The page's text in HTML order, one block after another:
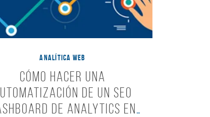
ANALÍTICA WEB
Cómo hacer una
de un SEO
de Analytics en